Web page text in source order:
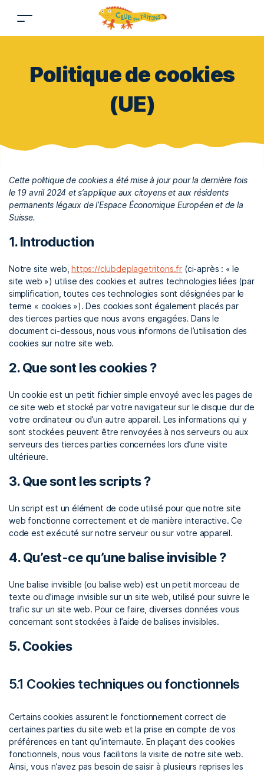
Politique de cookies
(UE)
Cette politique de cookies a été mise à jour pour la dernière fois
le 19 avril 2024 et s’applique aux citoyens et aux résidents
permanents légaux de l’Espace Économique Européen et de la
Suisse.
1. Introduction
Notre site web,https://clubdeplagetritons.fr (ci-après : « le
site web ») utilise des cookies et autres technologies liées (par
simplification, toutes ces technologies sont désignées par le
terme « cookies »). Des cookies sont également placés par
des tierces parties que nous avons engagées. Dans le
document ci-dessous, nous vous informons de l’utilisation des
cookies sur notre site web.
2. Que sont les cookies ?
Un cookie est un petit fichier simple envoyé avec les pages de
ce site web et stocké par votre navigateur sur le disque dur de
votre ordinateur ou d’un autre appareil. Les informations qui y
sont stockées peuvent être renvoyées à nos serveurs ou aux
serveurs des tierces parties concernées lors d’une visite
ultérieure.
3. Que sont les scripts ?
Un script est un élément de code utilisé pour que notre site
web fonctionne correctement et de manière interactive. Ce
code est exécuté sur notre serveur ou sur votre appareil.
4. Qu’est-ce qu’une balise invisible ?
Une balise invisible (ou balise web) est un petit morceau de
texte ou d’image invisible sur un site web, utilisé pour suivre le
trafic sur un site web. Pour ce faire, diverses données vous
concernant sont stockées à l’aide de balises invisibles.
5. Cookies
5.1 Cookies techniques ou fonctionnels
Certains cookies assurent le fonctionnement correct de
certaines parties du site web et la prise en compte de vos
préférences en tant qu’internaute. En plaçant des cookies
fonctionnels, nous vous facilitons la visite de notre site web.
Ainsi, vous n’avez pas besoin de saisir à plusieurs reprises les